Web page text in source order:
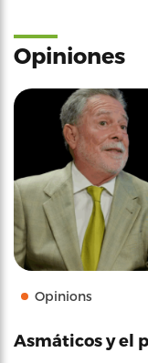
Opiniones
Opinions
Asmáticos y el